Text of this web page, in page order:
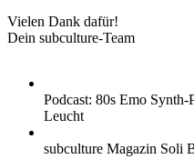
Vielen Dank dafür!
Dein subculture-Team
Podcast: 80s Emo
Leucht
subculture Magazin Soli